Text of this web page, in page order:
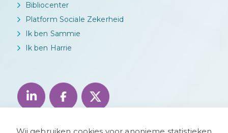
Bibliocenter
Platform Sociale Zekerheid
Ik ben Sammie
Ik ben Harrie